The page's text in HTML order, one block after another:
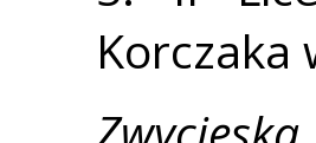
Korczaka